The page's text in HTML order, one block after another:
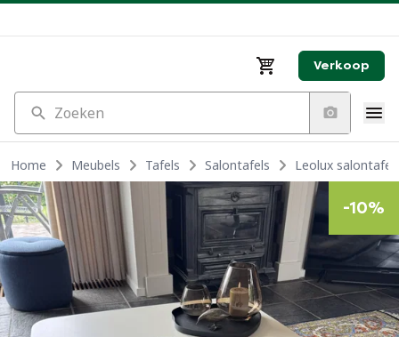
Verkoop
Zoeken
Home Meubels Tafels Salontafels Leolux salontafel
-10%